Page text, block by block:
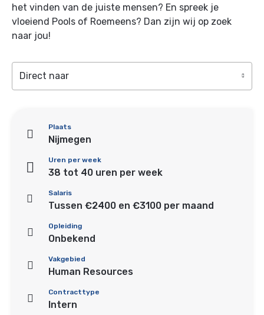
het vinden van de juiste mensen? En spreek je
vloeiend Pools of Roemeens? Dan zijn wij op zoek
naar jou!
Direct naar
Plaats
Nijmegen
Uren per week
38 tot 40 uren per week
Salaris
Tussen €2400 en €3100 per maand
Opleiding
Onbekend
Vakgebied
Human Resources
Contracttype
Intern